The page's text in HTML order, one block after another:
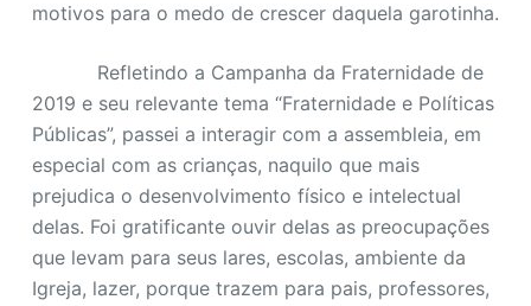
motivos para o medo de crescer daquela garotinha.
Refletindo a Campanha da Fraternidade de
2019 e seu relevante tema “Fraternidade e Políticas
Públicas”, passei a interagir com a assembleia, em
especial com as crianças, naquilo que mais
prejudica o desenvolvimento físico e intelectual
delas. Foi gratificante ouvir delas as preocupações
que levam para seus lares, escolas, ambiente da
Igreja, lazer, porque trazem para pais, professores,